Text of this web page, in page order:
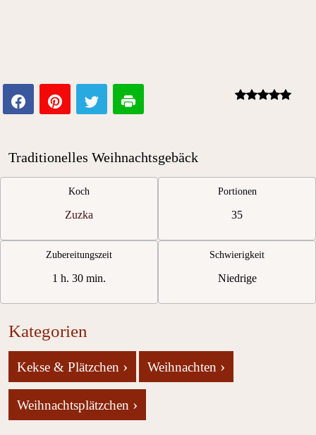
Traditionelles Weihnachtsgebäck
Koch
Zuzka
Portionen
35
Zubereitungszeit
1 h. 30 min.
Schwierigkeit
Niedrige
Kategorien
Kekse & Plätzchen › Weihnachten ›
Weihnachtsplätzchen ›